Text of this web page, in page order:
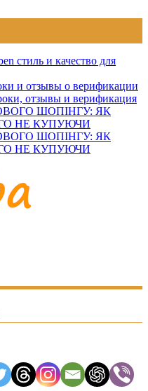
стиль и качество для
и отзывы о верификации
отзывы и верификация
ШОПІНГУ: ЯК
НЕ КУПУЮЧИ
ШОПІНГУ: ЯК
НЕ КУПУЮЧИ